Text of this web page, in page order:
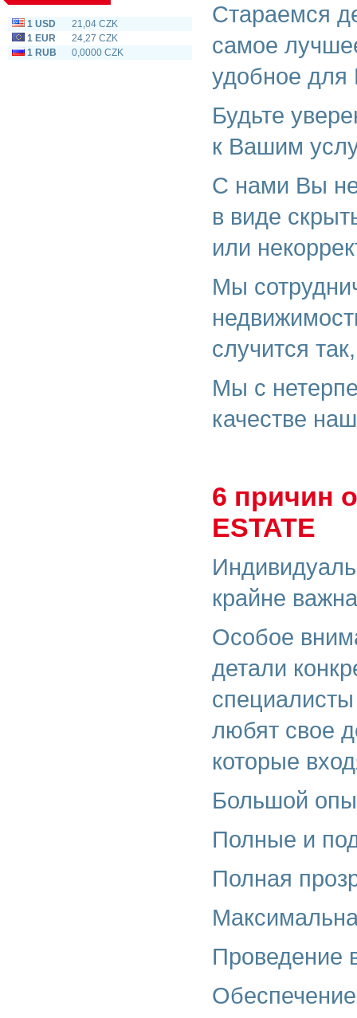
1 USD
21,04 CZK
1 EUR
24,27 CZK
1 RUB
0,0000 CZK
Стараемся
самое
удобное для
Будьте
к Вашим
С нами Вы не
в виде
или
Мы
случится
Мы с
качестве
6 причин
ESTATE
крайне
Особое
детали
любят свое
которые
Большой
Полные и
Полная
Проведение